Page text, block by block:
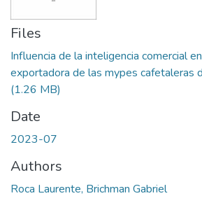
Files
Influencia de la inteligencia comercial
exportadora de las mypes cafetaleras
(1.26 MB)
Date
2023-07
Authors
Roca Laurente, Brichman Gabriel